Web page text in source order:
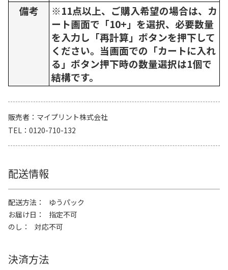
備考
※11点以上、ご購入希望の場合は、カ
ート画面で「10+」を選択、必要数量
を入力し「再計算」ボタンを押下して
ください。当画面での「カートに入れ
る」ボタン押下時の数量選択は1個で
結構です。
販売者
マイプリント株式会社
TEL
0120-710-132
配送情報
配送方法
ゆうパック
お届け日
指定不可
のし
対応不可
決済方法